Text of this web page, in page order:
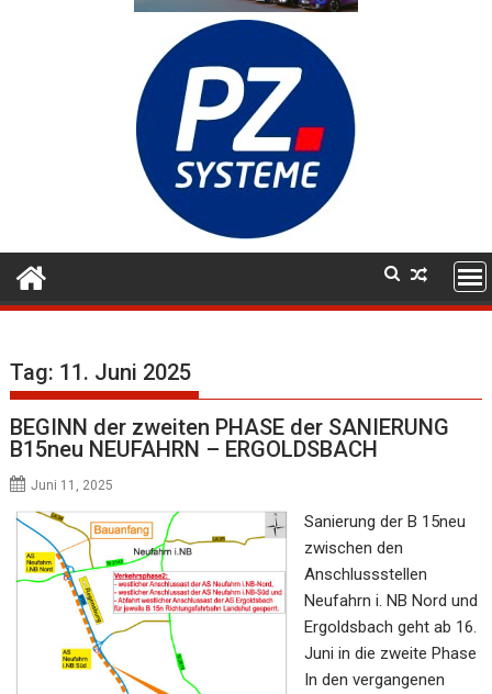
Tag: 11. Juni 2025
BEGINN der zweiten PHASE der SANIERUNG
B15neu NEUFAHRN – ERGOLDSBACH
Juni 11, 2025
Sanierung der B 15neu
zwischen den
Anschlussstellen
Neufahrn i. NB Nord und
Ergoldsbach geht ab 16.
Juni in die zweite Phase
In den vergangenen